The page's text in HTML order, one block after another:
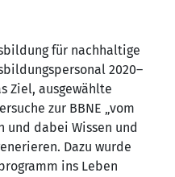
für nachhaltige
2020–
Ziel, ausgewählte
zur BBNE „vom
und dabei Wissen und
Dazu wurde
ins Leben